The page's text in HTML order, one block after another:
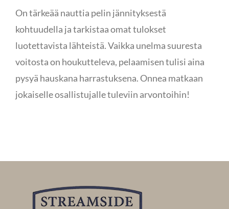
On tärkeää nauttia pelin jännityksestä
kohtuudella ja tarkistaa omat tulokset
luotettavista lähteistä. Vaikka unelma suuresta
voitosta on houkutteleva, pelaamisen tulisi aina
pysyä hauskana harrastuksena. Onnea matkaan
jokaiselle osallistujalle tuleviin arvontoihin!